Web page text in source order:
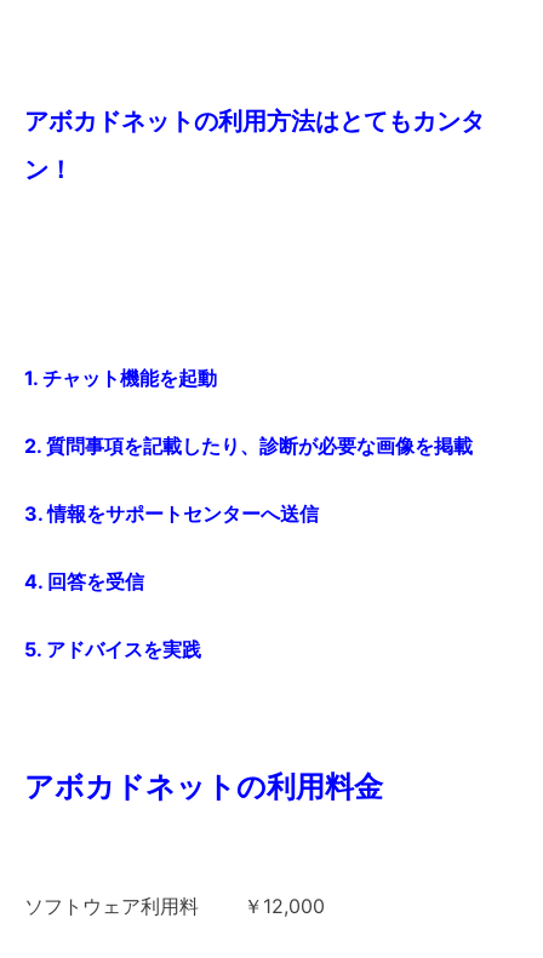
アボカドネットの利用方法はとてもカンタ
ン！
1. チャット機能を起動
2. 質問事項を記載したり、診断が必要な画像を掲載
3. 情報をサポートセンターへ送信
4. 回答を受信
5. アドバイスを実践
アボカドネットの利用料金
ソフトウェア利用料 ￥12,000